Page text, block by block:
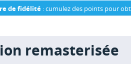
de fidélité : cumulez des points pour
remasterisée